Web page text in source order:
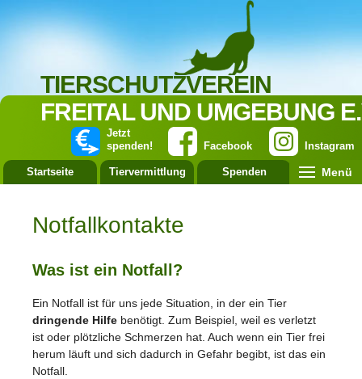
TIERSCHUTZVEREIN
FREITAL UND UMGEBUNG
Instagram
Facebook
Jetzt
spenden!
Startseite Tiervermittlung Spenden Menü
Notfallkontakte
Was ist ein Notfall?
Ein Notfall ist für uns jede Situation, in der ein Tier
dringende Hilfe benötigt. Zum Beispiel, weil es verletzt
ist oder plötzliche Schmerzen hat. Auch wenn ein Tier frei
herum läuft und sich dadurch in Gefahr begibt, ist das ein
Notfall.